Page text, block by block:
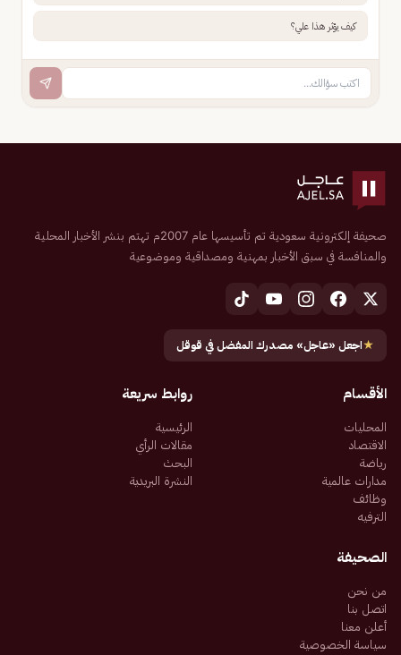
كيف يؤثر هذا علي؟
صحيفة إلكترونية سعودية تم تأسيسها عام 2007م تهتم بنشر الأخبار المحلية
والمنافسة في سبق الأخبار بمهنية ومصداقية وموضوعية
★اجعل «عاجل» مصدرك المفضل في قوقل
الأقسام
المحليات
الاقتصاد
رياضة
مدارات عالمية
وظائف
الترفيه
روابط سريعة
الرئيسية
مقالات الرأي
البحث
النشرة البريدية
الصحيفة
من نحن
اتصل بنا
أعلن معنا
سياسة الخصوصية